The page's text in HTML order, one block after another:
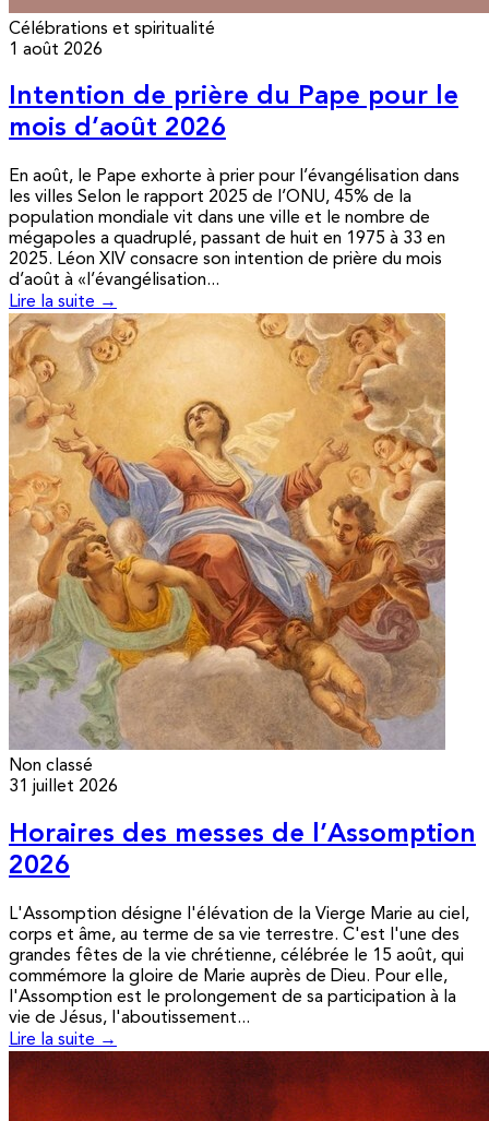
Célébrations et spiritualité
1 août 2026
Intention de prière du Pape pour le
mois d’août 2026
En août, le Pape exhorte à prier pour l’évangélisation dans
les villes Selon le rapport 2025 de l’ONU, 45% de la
population mondiale vit dans une ville et le nombre de
mégapoles a quadruplé, passant de huit en 1975 à 33 en
2025. Léon XIV consacre son intention de prière du mois
d’août à «l’évangélisation...
Lire la suite →
Non classé
31 juillet 2026
Horaires des messes de l’Assomption
2026
L'Assomption désigne l'élévation de la Vierge Marie au ciel,
corps et âme, au terme de sa vie terrestre. C'est l'une des
grandes fêtes de la vie chrétienne, célébrée le 15 août, qui
commémore la gloire de Marie auprès de Dieu. Pour elle,
l'Assomption est le prolongement de sa participation à la
vie de Jésus, l'aboutissement...
Lire la suite →